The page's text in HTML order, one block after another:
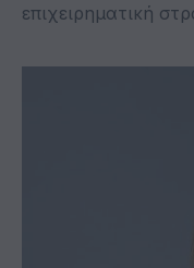
επιχειρηματική